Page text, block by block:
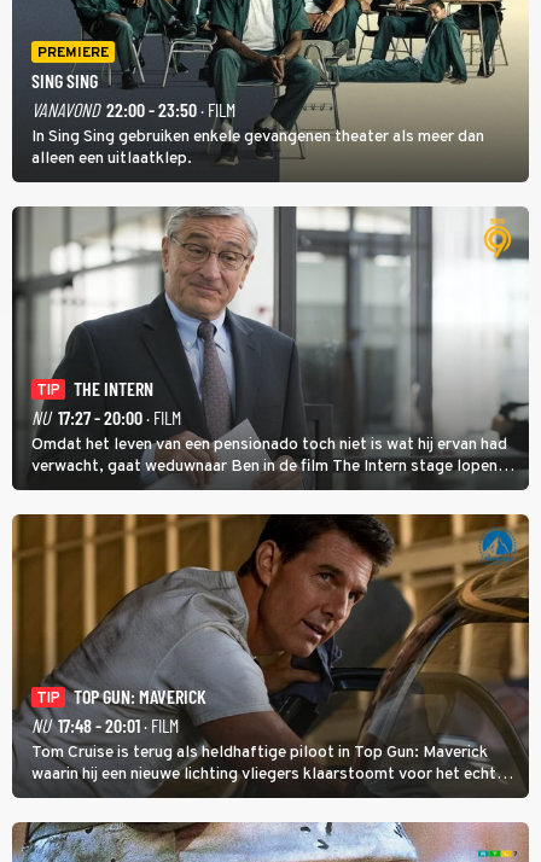
PREMIERE
SING SING
VANAVOND 22:00 - 23:50· FILM
In Sing Sing gebruiken enkele gevangenen theater als meer dan
alleen een uitlaatklep.
TIP
THE INTERN
NU 17:27 - 20:00· FILM
Omdat het leven van een pensionado toch niet is wat hij ervan had
verwacht, gaat weduwnaar Ben in de film The Intern stage lopen
bij de hippe webwinkel van Jules, wat een gouden zet blijkt te zijn.
TIP
TOP GUN: MAVERICK
NU 17:48 - 20:01· FILM
Tom Cruise is terug als heldhaftige piloot in Top Gun: Maverick
waarin hij een nieuwe lichting vliegers klaarstoomt voor het echte
werk.